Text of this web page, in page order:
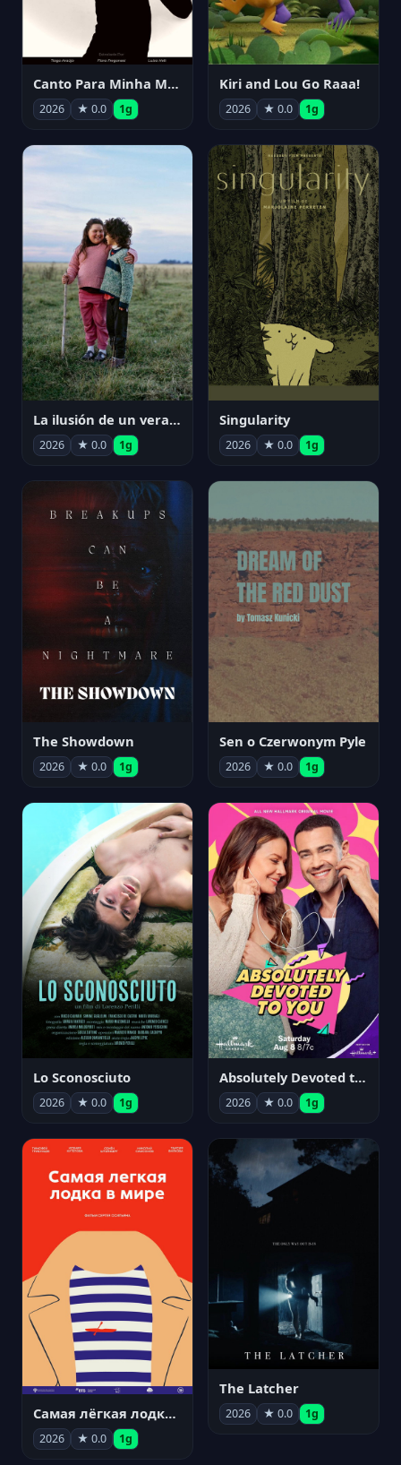
Canto Para Minha Morte
2026 ★ 0.0 1g
Kiri and Lou Go Raaa!
2026 ★ 0.0 1g
La ilusión de un verano sin fin
2026 ★ 0.0 1g
Singularity
2026 ★ 0.0 1g
The Showdown
2026 ★ 0.0 1g
Sen o Czerwonym Pyle
2026 ★ 0.0 1g
Lo Sconosciuto
2026 ★ 0.0 1g
Absolutely Devoted to You
2026 ★ 0.0 1g
Самая лёгкая лодка в мире
2026 ★ 0.0 1g
The Latcher
2026 ★ 0.0 1g